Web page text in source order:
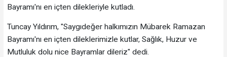
Bayramı'nı en içten dilekleriyle kutladı.
Tuncay Yıldırım, "Saygıdeğer halkımızın Mübarek Ramazan
Bayramı'nı en içten dileklerimizle kutlar, Sağlık, Huzur ve
Mutluluk dolu nice Bayramlar dileriz" dedi.